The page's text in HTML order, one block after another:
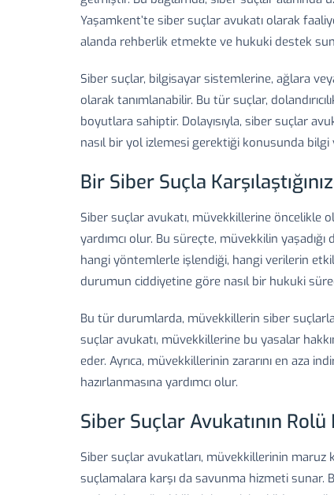
Yaşamkent’te siber suçlar avukatı olarak
alanda rehberlik etmekte ve hukuki destek
Siber suçlar, bilgisayar sistemlerine, ağlara
olarak tanımlanabilir. Bu tür suçlar,
boyutlara sahiptir. Dolayısıyla, siber suçlar
nasıl bir yol izlemesi gerektiği konusunda
Bir Siber Suçla
Siber suçlar avukatı, müvekkillerine öncelikle
yardımcı olur. Bu süreçte, müvekkilin
hangi yöntemlerle işlendiği, hangi verilerin
durumun ciddiyetine göre nasıl bir hukuki
Bu tür durumlarda, müvekkillerin siber
suçlar avukatı, müvekkillerine bu yasalar
eder. Ayrıca, müvekkillerinin zararını en aza
hazırlanmasına yardımcı olur.
Siber Suçlar Avukatının Rolü
Siber suçlar avukatları, müvekkillerinin maruz
suçlamalara karşı da savunma hizmeti sunar.